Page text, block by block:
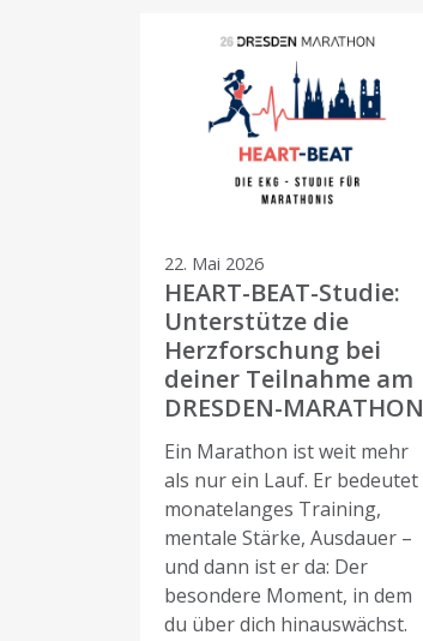
22. Mai 2026
HEART-BEAT-Studie:
Unterstütze die
Herzforschung bei
deiner Teilnahme am
DRESDEN-MARATHON
Ein Marathon ist weit mehr
als nur ein Lauf. Er bedeutet
monatelanges Training,
mentale Stärke, Ausdauer –
und dann ist er da: Der
besondere Moment, in dem
du über dich hinauswächst.